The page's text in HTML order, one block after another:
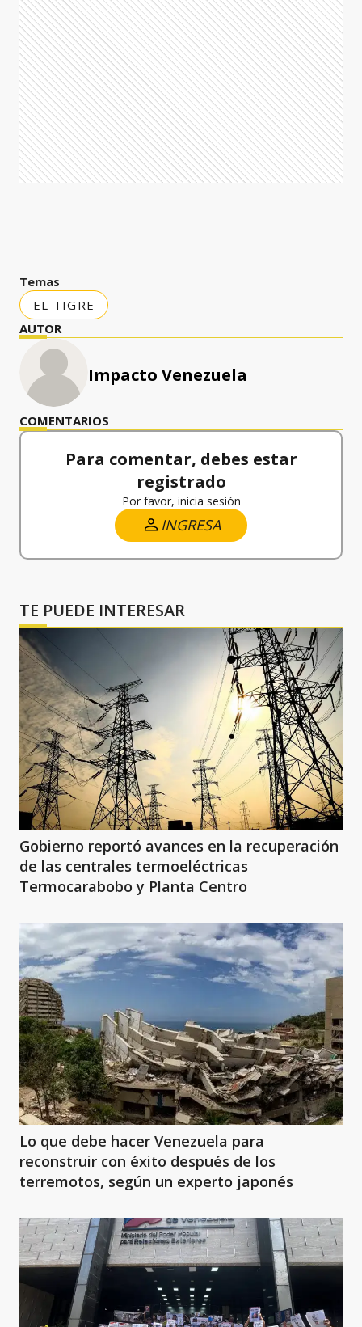
Temas
EL TIGRE
AUTOR
Impacto Venezuela
COMENTARIOS
Para comentar, debes estar
registrado
Por favor, inicia sesión
INGRESA
TE PUEDE INTERESAR
Gobierno reportó avances en la recuperación
de las centrales termoeléctricas
Termocarabobo y Planta Centro
Lo que debe hacer Venezuela para
reconstruir con éxito después de los
terremotos, según un experto japonés